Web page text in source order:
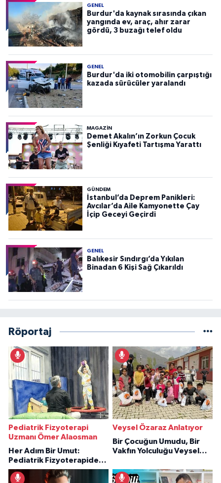
GENEL
Burdur'da kaynak sırasında çıkan
yangında ev, araç, ahır zarar
gördü, 3 buzağı telef oldu
GENEL
Burdur'da iki otomobilin çarpıştığı
kazada sürücüler yaralandı
MAGAZİN
Demet Akalın’ın Zorkun Çocuk
Şenliği Kıyafeti Tartışma Yarattı
GÜNDEM
İstanbul’da Deprem Panikleri:
Avcılar’da Aile Kamyonette Çay
İçip Geceyi Geçirdi
GENEL
Balıkesir Sındırgı’da Yıkılan
Binadan 6 Kişi Sağ Çıkarıldı
Röportaj
Pediatrik Fizyoterapi
Uzmanı Ömer Alaosman
Her Adım Bir Umut:
Pediatrik Fizyoterapiden
İlham Veren Hikâyeler
Veysel Özaraz Anlatıyor
Bir Çocuğun Umudu, Bir
Vakfın Yolculuğu Veysel